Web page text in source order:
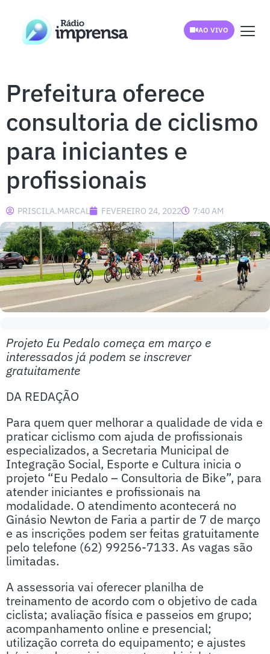
AO VIVO
Prefeitura oferece
consultoria de ciclismo
para iniciantes e
profissionais
PRISCILA.MARCAL FEVEREIRO 24, 2022 7:40 AM
Projeto Eu Pedalo começa em março e
interessados já podem se inscrever
gratuitamente
DA REDAÇÃO
Para quem quer melhorar a qualidade de vida e
praticar ciclismo com ajuda de profissionais
especializados, a Secretaria Municipal de
Integração Social, Esporte e Cultura inicia o
projeto “Eu Pedalo – Consultoria de Bike”, para
atender iniciantes e profissionais na
modalidade. O atendimento acontecerá no
Ginásio Newton de Faria a partir de 7 de março
e as inscrições podem ser feitas gratuitamente
pelo telefone (62) 99256-7133. As vagas são
limitadas.
A assessoria vai oferecer planilha de
treinamento de acordo com o objetivo de cada
ciclista; avaliação física e passeios em grupo;
acompanhamento online e presencial;
utilização correta do equipamento; e ajustes